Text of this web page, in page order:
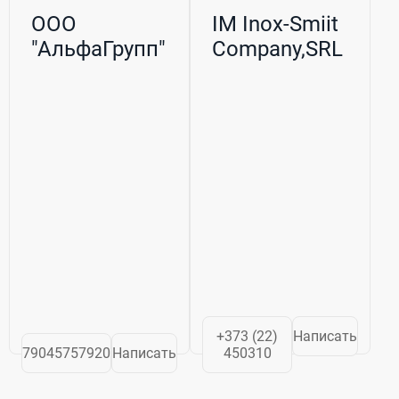
ООО
"АльфаГрупп"
79045757920 Написать
IM Inox-Smiit
Company,SRL
+373 (22)
450310
Написать